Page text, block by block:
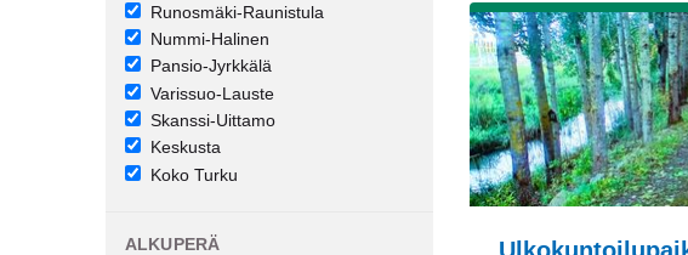
Runosmäki-Raunistula
Nummi-Halinen
Pansio-Jyrkkälä
Varissuo-Lauste
Skanssi-Uittamo
Keskusta
Koko Turku
ALKUPERÄ